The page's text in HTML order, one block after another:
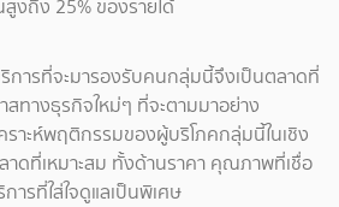
งถึง 25% ของรายได้
การที่จะมารองรับคนกลุ่มนี้จึงเป็นตลาดที่
สทางธุรกิจใหม่ๆ ที่จะตามมาอย่าง
ราะห์พฤติกรรมของผู้บริโภคกลุ่มนี้ในเชิง
าดที่เหมาะสม ทั้งด้านราคา คุณภาพที่เชื่อ
ารที่ใส่ใจดูแลเป็นพิเศษ